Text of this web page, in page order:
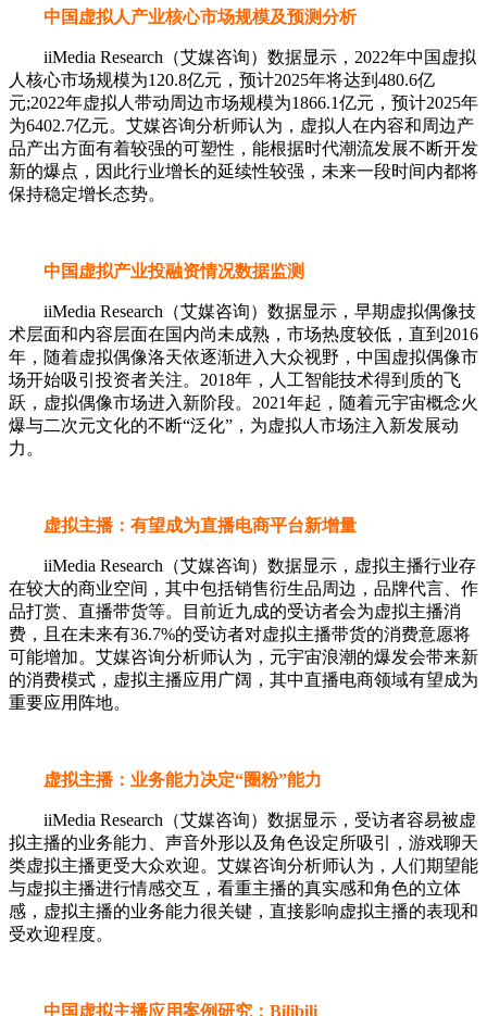
中国虚拟人产业核心市场规模及预测分析
iiMedia Research（艾媒咨询）数据显示，2022年中国虚拟
人核心市场规模为120.8亿元，预计2025年将达到480.6亿
元;2022年虚拟人带动周边市场规模为1866.1亿元，预计2025年
为6402.7亿元。艾媒咨询分析师认为，虚拟人在内容和周边产
品产出方面有着较强的可塑性，能根据时代潮流发展不断开发
新的爆点，因此行业增长的延续性较强，未来一段时间内都将
保持稳定增长态势。
中国虚拟产业投融资情况数据监测
iiMedia Research（艾媒咨询）数据显示，早期虚拟偶像技
术层面和内容层面在国内尚未成熟，市场热度较低，直到2016
年，随着虚拟偶像洛天依逐渐进入大众视野，中国虚拟偶像市
场开始吸引投资者关注。2018年，人工智能技术得到质的飞
跃，虚拟偶像市场进入新阶段。2021年起，随着元宇宙概念火
爆与二次元文化的不断“泛化”，为虚拟人市场注入新发展动
力。
虚拟主播：有望成为直播电商平台新增量
iiMedia Research（艾媒咨询）数据显示，虚拟主播行业存
在较大的商业空间，其中包括销售衍生品周边，品牌代言、作
品打赏、直播带货等。目前近九成的受访者会为虚拟主播消
费，且在未来有36.7%的受访者对虚拟主播带货的消费意愿将
可能增加。艾媒咨询分析师认为，元宇宙浪潮的爆发会带来新
的消费模式，虚拟主播应用广阔，其中直播电商领域有望成为
重要应用阵地。
虚拟主播：业务能力决定“圈粉”能力
iiMedia Research（艾媒咨询）数据显示，受访者容易被虚
拟主播的业务能力、声音外形以及角色设定所吸引，游戏聊天
类虚拟主播更受大众欢迎。艾媒咨询分析师认为，人们期望能
与虚拟主播进行情感交互，看重主播的真实感和角色的立体
感，虚拟主播的业务能力很关键，直接影响虚拟主播的表现和
受欢迎程度。
中国虚拟主播应用案例研究：Bilibili